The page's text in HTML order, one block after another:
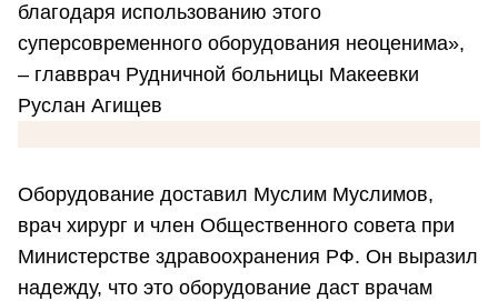
благодаря использованию этого
суперсовременного оборудования неоценима»,
– главврач Рудничной больницы Макеевки
Руслан Агищев
Оборудование доставил Муслим Муслимов,
врач хирург и член Общественного совета при
Министерстве здравоохранения РФ. Он выразил
надежду, что это оборудование даст врачам